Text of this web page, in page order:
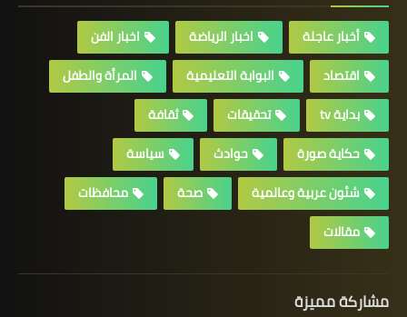
أخبار عاجلة اخبار الرياضة
اخبار الفن
اقتصاد
البوابة التعليمية
المرأة والطفل
بداية tv
تحقيقات
ثقافة
حكاية صورة
حوادث
سياسة
شئون عربية وعالمية
صحة
محافظات
مقالات
مشاركة مميزة